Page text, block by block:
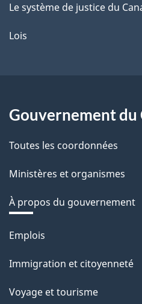
Le système de justice du
Lois
Gouvernement du
Toutes les coordonnées
Ministères et organismes
À propos du gouvernement
Thèmes
sujets
Emplois
Immigration et citoyenneté
Voyage et tourisme